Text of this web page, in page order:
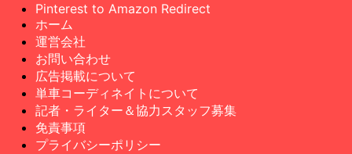
Pinterest to Amazon Redirect
ホーム
運営会社
お問い合わせ
広告掲載について
単車コーディネイトについて
記者・ライター＆協力スタッフ募集
免責事項
プライバシーポリシー